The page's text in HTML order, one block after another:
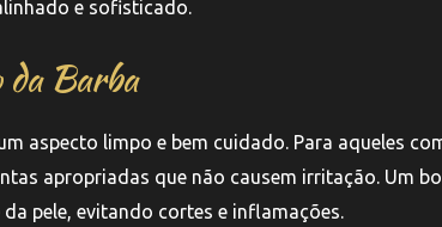
e sofisticado.
Barba
aspecto limpo e bem cuidado. Para aqueles
apropriadas que não causem irritação. Um
pele, evitando cortes e inflamações.